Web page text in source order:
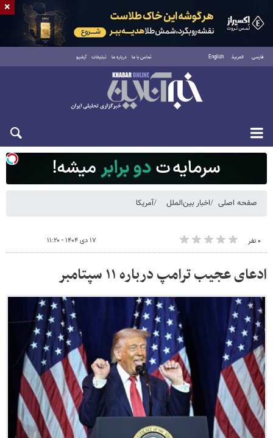
فارسی العربية English تماس با ما درباره ما تبلیغات آرشیو
شنبه ۱۷ مرداد ۱۴۰۵
صفحه اصلی اخبار بین‌الملل آمریکا
۰ نفر ۱۷ دی ۱۴۰۴ - ۱۱:۲۰
ادعای عجیب ترامپ درباره ۱۱ سپتامبر
×